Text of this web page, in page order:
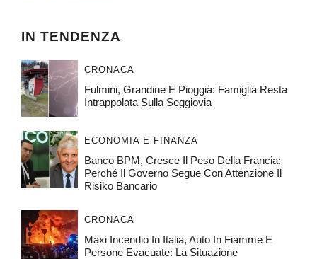
IN TENDENZA
CRONACA
Fulmini, Grandine E Pioggia: Famiglia Resta
Intrappolata Sulla Seggiovia
ECONOMIA E FINANZA
Banco BPM, Cresce Il Peso Della Francia:
Perché Il Governo Segue Con Attenzione Il
Risiko Bancario
CRONACA
Maxi Incendio In Italia, Auto In Fiamme E
Persone Evacuate: La Situazione